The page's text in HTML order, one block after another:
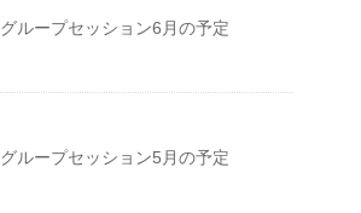
グループセッション6月の予定
グループセッション5月の予定